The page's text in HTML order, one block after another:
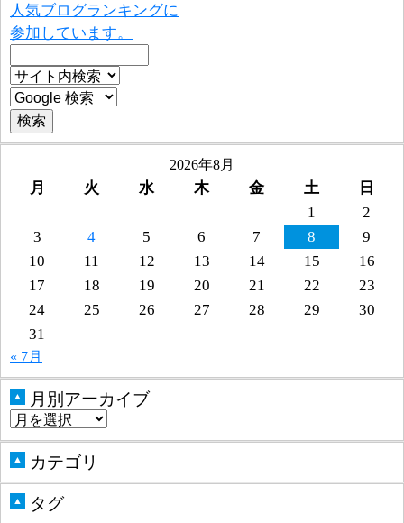
人気ブログランキングに
参加しています。
2026年8月
月 火 水 木 金 土
日
1
2
3
4 5 6 7 8
9
10
11 12 13 14 15
16
17
18 19 20 21 22
23
24
25 26 27 28 29
30
31
« 7月
▲ 月別アーカイブ
▲ カテゴリ
▲ タグ